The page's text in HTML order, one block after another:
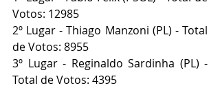
Votos: 12985
2º Lugar - Thiago Manzoni (PL) - Total
de Votos: 8955
3º Lugar - Reginaldo Sardinha (PL) -
Total de Votos: 4395